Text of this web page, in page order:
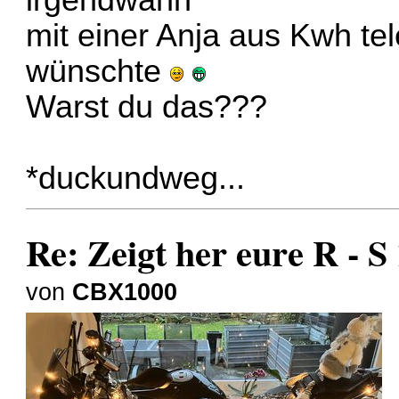
mit einer Anja aus Kwh
wünschte
Warst du das???
*duckundweg...
Re: Zeigt her eure R -
von CBX1000